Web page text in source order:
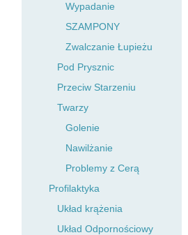
Wypadanie
SZAMPONY
Zwalczanie Łupieżu
Pod Prysznic
Przeciw Starzeniu
Twarzy
Golenie
Nawilżanie
Problemy z Cerą
Profilaktyka
Układ krążenia
Układ Odpornościowy